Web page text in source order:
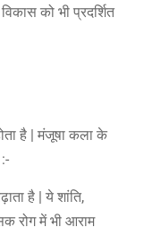
को भी प्रदर्शित
है | मंजूषा कला के
है | ये शांति,
रोग में भी आराम